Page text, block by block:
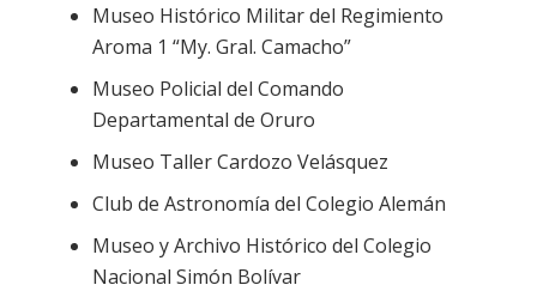
Museo Histórico Militar del Regimiento
Aroma 1 “My. Gral. Camacho”
Museo Policial del Comando
Departamental de Oruro
Museo Taller Cardozo Velásquez
Club de Astronomía del Colegio Alemán
Museo y Archivo Histórico del Colegio
Nacional Simón Bolívar